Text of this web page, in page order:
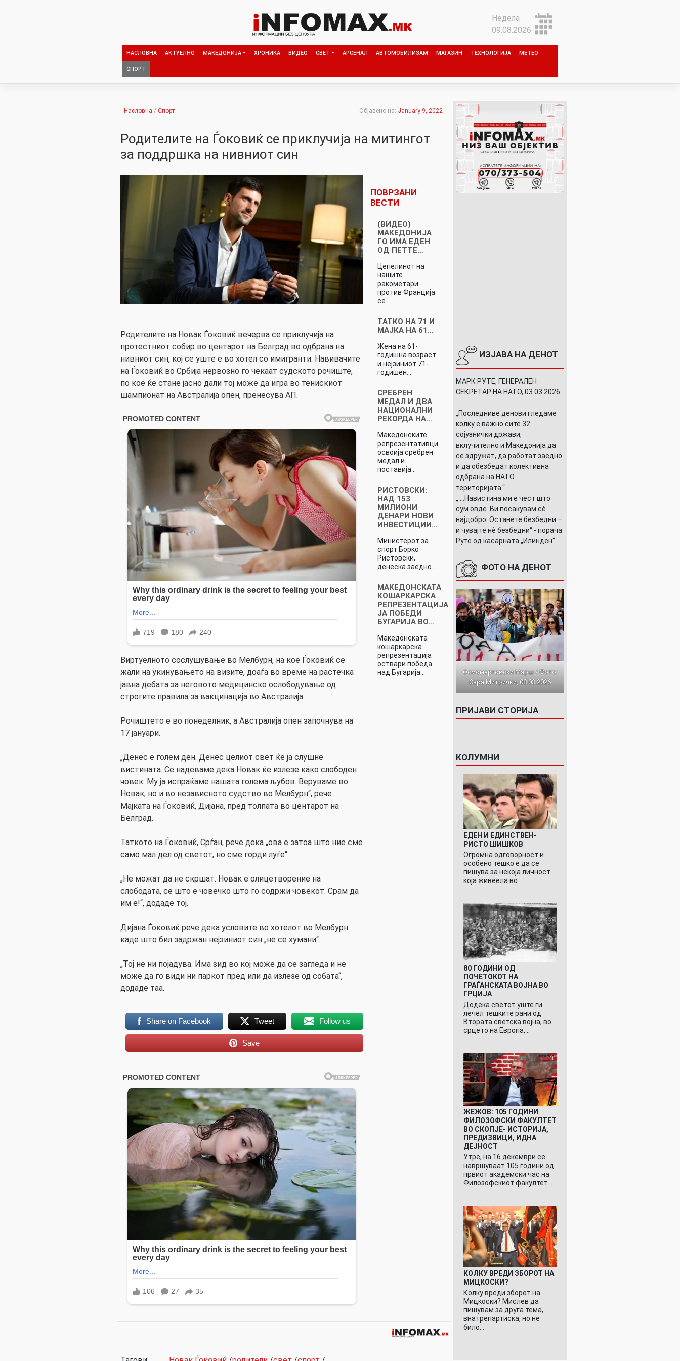
Недела
09.08.2026
НАСЛОВНА АКТУЕЛНО МАКЕДОНИЈА ХРОНИКА ВИДЕО СВЕТ АРСЕНАЛ АВТОМОБИЛИЗАМ МАГАЗИН ТЕХНОЛОГИЈА МЕТЕО
СПОРТ
Насловна / Спорт Објавено на: January 9, 2022
Родителите на Ѓоковиќ се приклучија на митингот
за поддршка на нивниот син
Родителите на Новак Ѓоковиќ вечерва се приклучија на
протестниот собир во центарот на Белград во одбрана на
нивниот син, кој се уште е во хотел со имигранти. Навивачите
на Ѓоковиќ во Србија нервозно го чекаат судското рочиште,
по кое ќе стане јасно дали тој може да игра во тенискиот
шампионат на Австралија опен, пренесува АП.
Виртуелното сослушување во Мелбурн, на кое Ѓоковиќ се
жали на укинувањето на визите, доаѓа во време на растечка
јавна дебата за неговото медицинско ослободување од
строгите правила за вакцинација во Австралија.
Рочиштето е во понеделник, а Австралија опен започнува на
17 јануари.
„Денес е голем ден. Денес целиот свет ќе ја слушне
вистината. Се надеваме дека Новак ќе излезе како слободен
човек. Му ја испраќаме нашата голема љубов. Веруваме во
Новак, но и во независното судство во Мелбурн“, рече
Мајката на Ѓоковиќ, Дијана, пред толпата во центарот на
Белград.
Таткото на Ѓоковиќ, Срѓан, рече дека „ова е затоа што ние сме
само мал дел од светот, но сме горди луѓе“.
„Не можат да не скршат. Новак е олицетворение на
слободата, се што е човечко што го содржи човекот. Срам да
им е!“, додаде тој.
Дијана Ѓоковиќ рече дека условите во хотелот во Мелбурн
каде што бил задржан нејзиниот син „не се хумани“.
„Тој не ни појадува. Има ѕид во кој може да се загледа и не
може да го види ни паркот пред или да излезе од собата“,
додаде таа.
Share on Facebook Tweet Follow us
Save
ПОВРЗАНИ
ВЕСТИ
(ВИДЕО)
МАКЕДОНИЈА
ГО ИМА ЕДЕН
ОД ПЕТТЕ…
Цепелинот на
нашите
ракометари
против Франција
се…
ТАТКО НА 71 И
МАЈКА НА 61…
Жена на 61-
годишна возраст
и нејзиниот 71-
годишен…
СРЕБРЕН
МЕДАЛ И ДВА
НАЦИОНАЛНИ
РЕКОРДА НА…
Македонските
репрезентативци
освоија сребрен
медал и
поставија…
РИСТОВСКИ:
НАД 153
МИЛИОНИ
ДЕНАРИ НОВИ
ИНВЕСТИЦИИ…
Министерот за
спорт Борко
Ристовски,
денеска заедно…
МАКЕДОНСКАТА
КОШАРКАРСКА
РЕПРЕЗЕНТАЦИЈА
ЈА ПОБЕДИ
БУГАРИЈА ВО…
Македонската
кошаркарска
репрезентација
оствари победа
над Бугарија…
ИЗЈАВА НА ДЕНОТ
МАРК РУТЕ, ГЕНЕРАЛЕН
СЕКРЕТАР НА НАТО, 03.03.2026
„Последниве денови гледаме
колку е важно сите 32
сојузнички држави,
вклучително и Македонија да
се здружат, да работат заедно
и да обезбедат колективна
одбрана на НАТО
територијата.“
„ ...Навистина ми е чест што
сум овде. Ви посакувам сè
најдобро. Останете безбедни –
и чувајте нè безбедни“ - порача
Руте од касарната „Илинден“.
ФОТО НА ДЕНОТ
Осмомартовски Марш / Фото:
Сара Митрички, 08.03.2026
ПРИЈАВИ СТОРИЈА
КОЛУМНИ
ЕДЕН И ЕДИНСТВЕН-
РИСТО ШИШКОВ
Огромна одговорност и
особено тешко е да се
пишува за некоја личност
која живеела во…
80 ГОДИНИ ОД
ПОЧЕТОКОТ НА
ГРАЃАНСКАТА ВОЈНА ВО
ГРЦИЈА
Додека светот уште ги
лечел тешките рани од
Втората светска војна, во
срцето на Европа,…
ЖЕЖОВ: 105 ГОДИНИ
ФИЛОЗОФСКИ ФАКУЛТЕТ
ВО СКОПЈЕ- ИСТОРИЈА,
ПРЕДИЗВИЦИ, ИДНА
ДЕЈНОСТ
Утре, на 16 декември се
навршуваат 105 години од
првиот академски час на
Филозофскиот факултет…
КОЛКУ ВРЕДИ ЗБОРОТ НА
МИЦКОСКИ?
Колку вреди зборот на
Мицкоски? Мислев да
пишувам за друга тема,
внатрепартиска, но не
било…